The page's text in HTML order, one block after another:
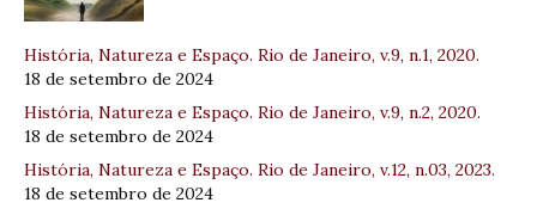
História, Natureza e Espaço. Rio de Janeiro, v.9, n.1, 2020.
18 de setembro de 2024
História, Natureza e Espaço. Rio de Janeiro, v.9, n.2, 2020.
18 de setembro de 2024
História, Natureza e Espaço. Rio de Janeiro, v.12, n.03, 2023.
18 de setembro de 2024